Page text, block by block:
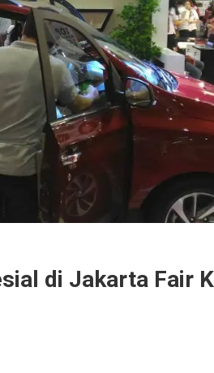
di Jakarta Fair